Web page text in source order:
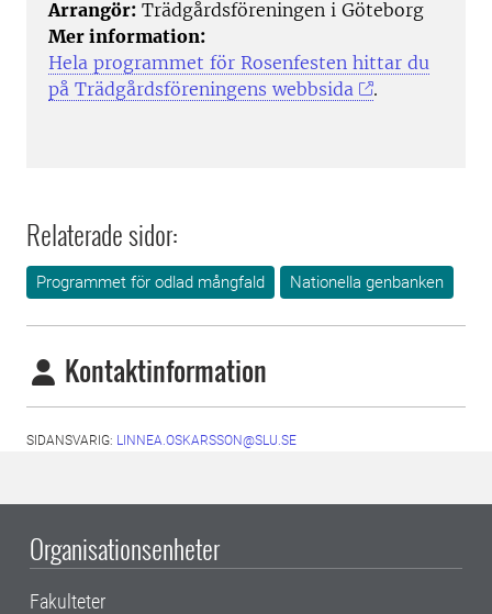
Arrangör: Trädgårdsföreningen i Göteborg
Mer information:
Hela programmet för Rosenfesten hittar du
på Trädgårdsföreningens webbsida
.
Relaterade sidor:
Programmet för odlad mångfald Nationella genbanken
Kontaktinformation
SIDANSVARIG: LINNEA.OSKARSSON@SLU.SE
Organisationsenheter
Fakulteter